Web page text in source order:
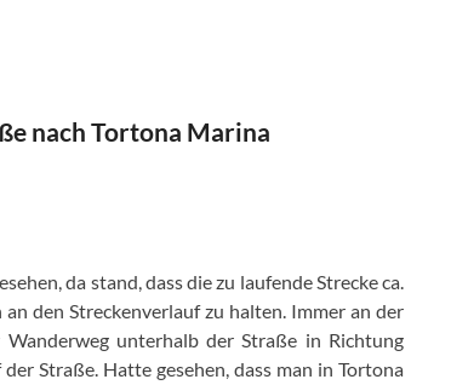
nach Tortona Marina
da stand, dass die zu laufende Strecke ca.
den Streckenverlauf zu halten. Immer an der
unterhalb der Straße in Richtung
Straße. Hatte gesehen, dass man in Tortona